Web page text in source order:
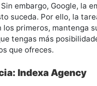
embargo, Google, la
suceda. Por ello, la
los primeros, mantenga
tengas más
que ofreces.
Indexa Agency